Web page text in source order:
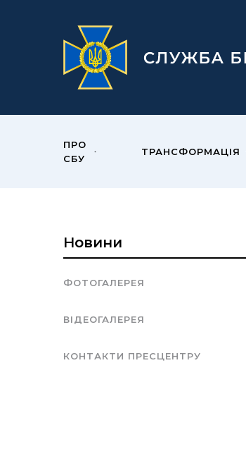
ПРО
СБУ
ТРАНСФОРМАЦІЯ
Новини
ФОТОГАЛЕРЕЯ
ВІДЕОГАЛЕРЕЯ
КОНТАКТИ ПРЕСЦЕНТРУ